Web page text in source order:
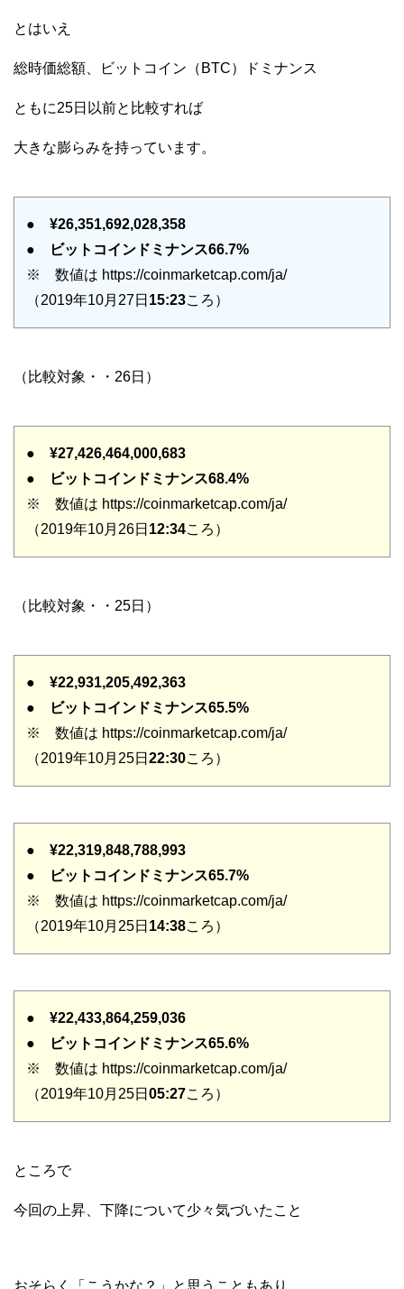
とはいえ
総時価総額、ビットコイン（BTC）ドミナンス
ともに25日以前と比較すれば
大きな膨らみを持っています。
● ¥26,351,692,028,358
●
ビットコインドミナンス66.7%
※ 数値は https://coinmarketcap.com/ja/
（2019年10月27日 15:23ころ）
（比較対象・・26日）
● ¥27,426,464,000,683
●
ビットコインドミナンス68.4%
※ 数値は https://coinmarketcap.com/ja/
（2019年10月26日 12:34ころ）
（比較対象・・25日）
● ¥22,931,205,492,363
●
ビットコインドミナンス65.5%
※ 数値は https://coinmarketcap.com/ja/
（2019年10月25日 22:30ころ）
● ¥22,319,848,788,993
●
ビットコインドミナンス65.7%
※ 数値は https://coinmarketcap.com/ja/
（2019年10月25日 14:38ころ）
● ¥22,433,864,259,036
●
ビットコインドミナンス65.6%
※ 数値は https://coinmarketcap.com/ja/
（2019年10月25日 05:27ころ）
ところで
今回の上昇、下降について少々気づいたこと